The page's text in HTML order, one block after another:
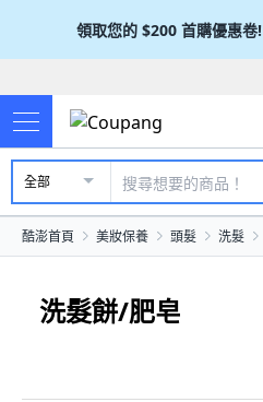
領取您的 $200 首購優惠卷!
全部
酷澎首頁 美妝保養 頭髮 洗髮
洗髮餅/肥皂